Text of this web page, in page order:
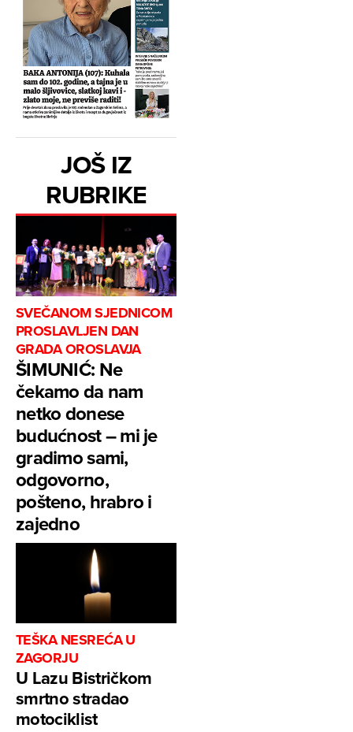
JOŠ IZ
RUBRIKE
SVEČANOM SJEDNICOM
PROSLAVLJEN DAN
GRADA OROSLAVJA
ŠIMUNIĆ: Ne
čekamo da nam
netko donese
budućnost – mi je
gradimo sami,
odgovorno,
pošteno, hrabro i
zajedno
TEŠKA NESREĆA U
ZAGORJU
U Lazu Bistričkom
smrtno stradao
motociklist